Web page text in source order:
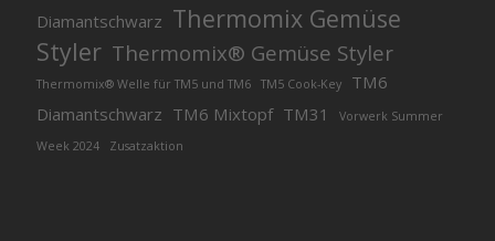
Diamantschwarz Thermomix Gemüse
Styler Thermomix® Gemüse Styler
Thermomix® Welle für TM5 und TM6 TM5 Cook-Key
TM6
Diamantschwarz TM6 Mixtopf TM31
Vorwerk Summer
Week 2024
Zusatzaktion